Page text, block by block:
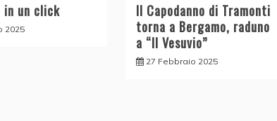
in un click
2025
Il Capodanno di Tramonti
torna a Bergamo, raduno
a “Il Vesuvio”
27 Febbraio 2025